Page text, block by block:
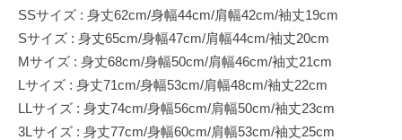
SSサイズ : 身丈62cm/身幅44cm/肩幅42cm/袖丈19cm
Sサイズ : 身丈65cm/身幅47cm/肩幅44cm/袖丈20cm
Mサイズ : 身丈68cm/身幅50cm/肩幅46cm/袖丈21cm
Lサイズ : 身丈71cm/身幅53cm/肩幅48cm/袖丈22cm
LLサイズ : 身丈74cm/身幅56cm/肩幅50cm/袖丈23cm
3Lサイズ : 身丈77cm/身幅60cm/肩幅53cm/袖丈25cm